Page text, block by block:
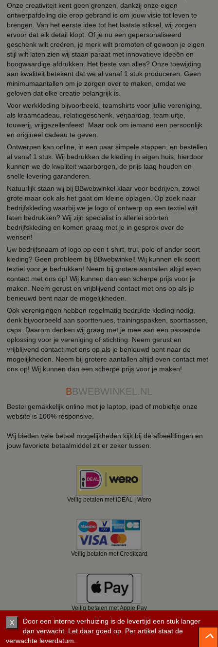
Onze creativiteit kent geen grenzen, dankzij onze eigen
ontwerpafdeling die erop gebrand is om jouw visie tot leven te
brengen. Van het eerste idee tot het laatste stiksel, wij zorgen
ervoor dat elk detail klopt. Of je nu een gepersonaliseerd
geschenk wilt creëren, je merk wilt promoten of gewoon je eigen
stijl wilt laten zien wij staan paraat met innovatieve ideeën en
hoogwaardige afdrukken. Het beste van alles? Onze toewijding
aan kwaliteit betekent dat we al vanaf 1 stuk produceren. Geen
minimumaantallen om je zorgen over te maken, omdat we
geloven dat elke creatie belangrijk is.
Voor werkkleding bijvoorbeeld, teamshirts voor jullie vereniging,
als kraamcadeau, relatiegeschenk, verjaardag, team uitje,
touwerij, vrijgezellenfeest. Maar ook om iemand een persoonlijk
en origineel cadeau te geven.
Ontwerpen kan online, in een paar simpele stappen, en bestellen
al vanaf 1 stuk. Wij bedrukken de kleding in eigen huis, hierdoor
kunnen we de kwaliteit waarborgen, de prijs laag houden en
snelle levering garanderen.
Natuurlijk staan wij bij BBwebwinkel klaar voor bedrijven, zowel
grote maar ook als het gaat om kleine oplagen. Op zoek naar
bedrijfskleding waarbij we je logo of ontwerp op een textiel wilt
laten bedrukken? Wij zijn specialist in allerlei soorten
bedrijfskleding en komen graag met je in gesprek over de
wensen!
Uw bedrijfsnaam of logo op een t-shirt, trui, polo of ander soort
kleding? Geen probleem bij BBwebwinkel! Wij kunnen elk soort
textiel voor je bedrukken! Neem bij grotere aantallen altijd even
contact met ons op! Wij kunnen dan een scherpe prijs voor je
maken. Neem gerust en vrijblijvend contact met ons op als je
benieuwd bent naar de mogelijkheden.
Ook verenigingen hebben regelmatig bedrukte kleding nodig,
denk bijvoorbeeld aan sporttenues, trainingspakken, sporttassen,
caps. Daarom denken wij graag met je mee aan een passende
oplossing voor je vereniging of stichting. Neem gerust en
vrijblijvend contact met ons op als je benieuwd bent naar de
mogelijkheden. Neem bij grotere aantallen altijd even contact met
ons op! Wij kunnen dan een scherpe prijs voor je maken!
BBWEBWINKEL.NL
Bestel gemakkelijk online met je laptop, ipad of mobieltje onze
website is 100% responsive.
Wij bieden vele betaal mogelijkheden kijk bij de afbeeldingen en
jouw favoriete betaalmiddel zit er zeker tussen.
Veilig betalen met iDEAL | Wero
Veilig betalen met Creditcard
Veilig betalen met Apple Pay
X
Door een interne verhuizing is de levertijd een stuk langer
dan verwacht. Let daar goed op. Per artikel staat de
verwachte leverdatum.